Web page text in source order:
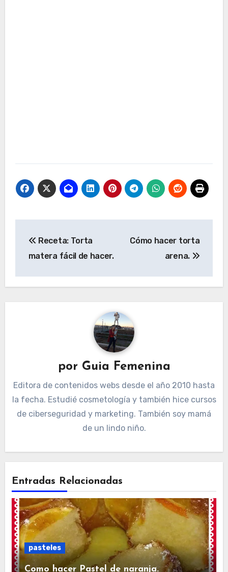
de
Receta: Torta
matera fácil de hacer.
Cómo hacer torta
arena.
por Guia Femenina
Editora de contenidos webs desde el año 2010 hasta
la fecha. Estudié cosmetología y también hice cursos
de ciberseguridad y marketing. También soy mamá
de un lindo niño.
Entradas Relacionadas
pasteles
Como hacer Pastel de naranja.